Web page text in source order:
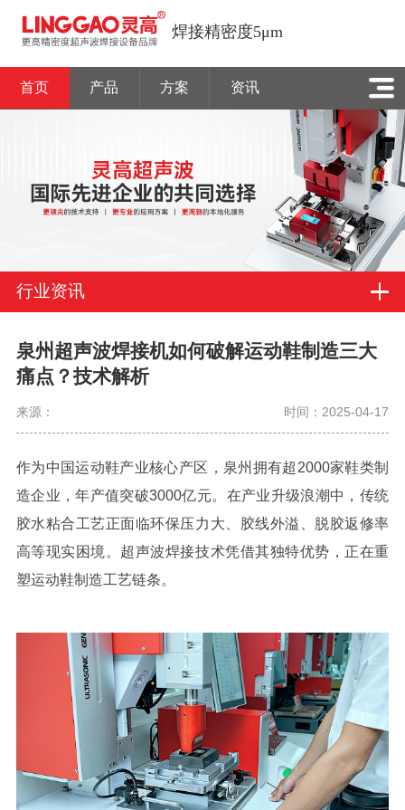
焊接精密度5μm
首页 产品 方案 资讯
行业资讯
泉州超声波焊接机如何破解运动鞋制造三大
痛点？技术解析
来源： 时间：2025-04-17
作为中国运动鞋产业核心产区，泉州拥有超 2000家鞋类制
造企业，年产值突破3000亿元。在产业升级浪潮中，传统
胶水粘合工艺正面临环保压力大、胶线外溢、脱胶返修率
高等现实困境。超声波焊接技术凭借其独特优势，正在重
塑运动鞋制造工艺链条。